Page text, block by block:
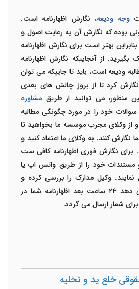
وجه ودیعه، نگارش اظهارنامه است.
بوده که نگارش آن به رعایت اصول و
بهتر است برای نگارش اظهارنامه
از آنجاییکه نگارش اظهارنامه
ودیعه است، باید تا جاییکه می توان
کرد تا از بروز چالش های بعدی
منظور، می توانید از طریق مشاوره
سوالات خود را در مورد چگونگی مطالبه
از وکلای مجرب موسسه ما بخواهید تا
نگارش کنند. به وکلای ما اعتماد کنید و
برای نگارش فوری اظهارنامه کافی ست
مستندات خود را از طریق واتس اپ یا
نمایید. وکیل مدارک را بررسی کرده و
نگارش شما را انجام می دهد ۲۴ ساعت بعد اظهارنامه شما در
برای شمار ارسال می گردد.
خلع ید و تخلیه